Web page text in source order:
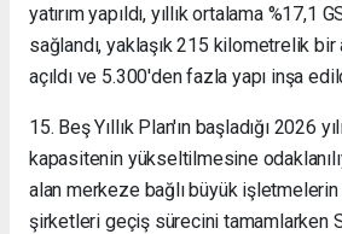
yatırım yapıldı, yıllık ortalama %17,1
sağlandı, yaklaşık 215 kilometrelik
açıldı ve 5.300'den fazla yapı inşa
15. Beş Yıllık Plan'ın başladığı 2026
kapasitenin yükseltilmesine
alan merkeze bağlı büyük
şirketleri geçiş sürecini tamamlarken